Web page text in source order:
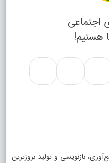
اجتماعی
هستیم!
بازنویسی و تولید بروزترین